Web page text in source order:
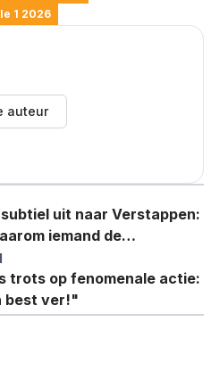
1 2026
auteur
uit naar Verstappen:
iemand de
veranderen"
trots op fenomenale actie:
best ver!"